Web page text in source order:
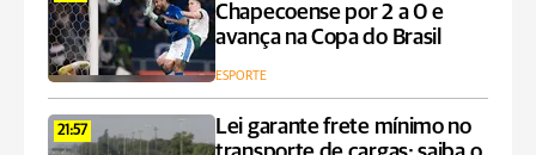
Chapecoense por 2 a 0 e
avança na Copa do Brasil
ESPORTE
21:57
Lei garante frete mínimo no